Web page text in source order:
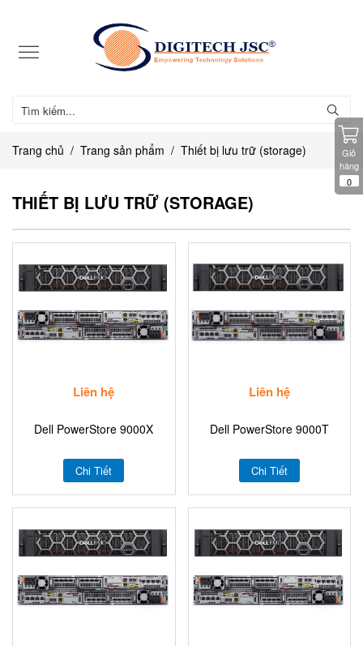
Giỏ
hàng
0
Trang chủ Trang sản phẩm Thiết bị lưu trữ (storage)
THIẾT BỊ LƯU TRỮ (STORAGE)
Liên hệ
Dell PowerStore 9000X
Chi Tiết
Liên hệ
Dell PowerStore 9000T
Chi Tiết